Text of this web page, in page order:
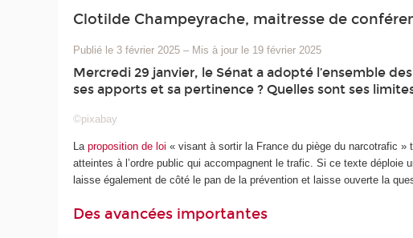
Clotilde Champeyrache, maitresse de
Publié le 3 février 2025 – Mis à jour le 19 février 2025
Mercredi 29 janvier, le Sénat a adopté l’ensemble
ses apports et sa pertinence ? Quelles sont ses
©pixabay
Laproposition de loi « visant à sortir la France du piège du narcotrafic »
atteintes à l’ordre public qui accompagnent le trafic. Si ce texte déploie
laisse également de côté le pan de la prévention et laisse ouverte la
Des avancées importantes